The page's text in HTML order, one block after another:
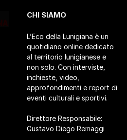
CHI SIAMO
L’Eco della Lunigiana è un
quotidiano online dedicato
al territorio lunigianese e
non solo. Con interviste,
inchieste, video,
approfondimenti e report di
eventi culturali e sportivi.
Direttore Responsabile:
Gustavo Diego Remaggi